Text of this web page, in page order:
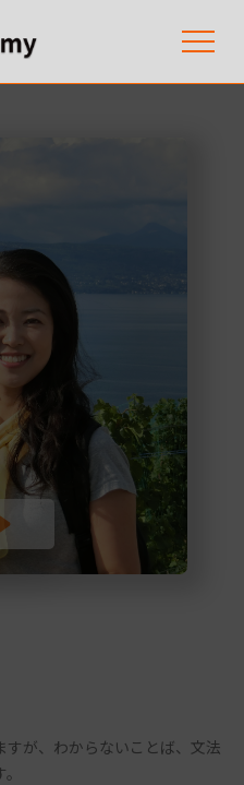
すが、わからないことば、文法